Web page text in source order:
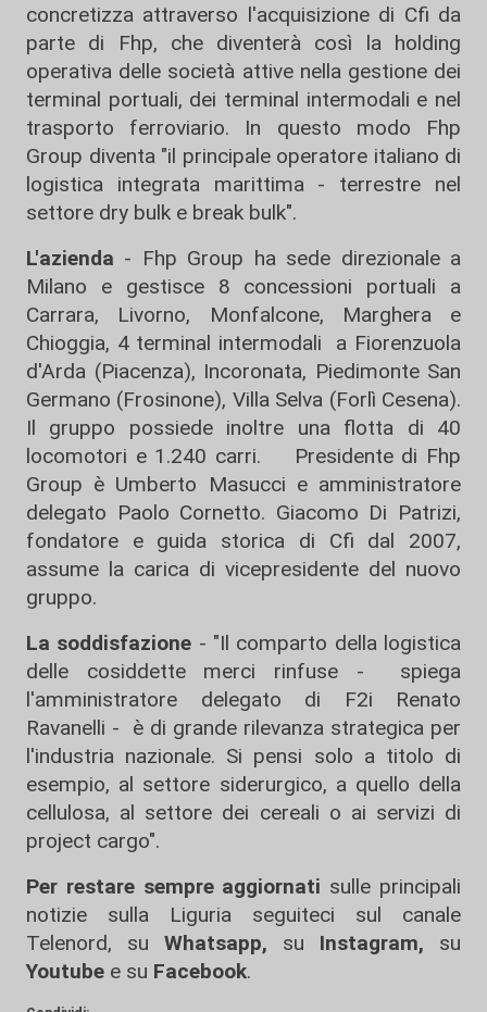
concretizza attraverso l'acquisizione di Cfi da
parte di Fhp, che diventerà così la holding
operativa delle società attive nella gestione dei
terminal portuali, dei terminal intermodali e nel
trasporto ferroviario. In questo modo Fhp
Group diventa "il principale operatore italiano di
logistica integrata marittima - terrestre nel
settore dry bulk e break bulk".
L'azienda - Fhp Group ha sede direzionale a
Milano e gestisce 8 concessioni portuali a
Carrara, Livorno, Monfalcone, Marghera e
Chioggia, 4 terminal intermodali a Fiorenzuola
d'Arda (Piacenza), Incoronata, Piedimonte San
Germano (Frosinone), Villa Selva (Forlì Cesena).
Il gruppo possiede inoltre una flotta di 40
locomotori e 1.240 carri. Presidente di Fhp
Group è Umberto Masucci e amministratore
delegato Paolo Cornetto. Giacomo Di Patrizi,
fondatore e guida storica di Cfi dal 2007,
assume la carica di vicepresidente del nuovo
gruppo.
La soddisfazione - "Il comparto della logistica
delle cosiddette merci rinfuse - spiega
l'amministratore delegato di F2i Renato
Ravanelli - è di grande rilevanza strategica per
l'industria nazionale. Si pensi solo a titolo di
esempio, al settore siderurgico, a quello della
cellulosa, al settore dei cereali o ai servizi di
project cargo".
Per restare sempre aggiornati sulle principali
notizie sulla Liguria seguiteci sul canale
Telenord, su
Whatsapp, su Instagram, su
Youtube e su Facebook.